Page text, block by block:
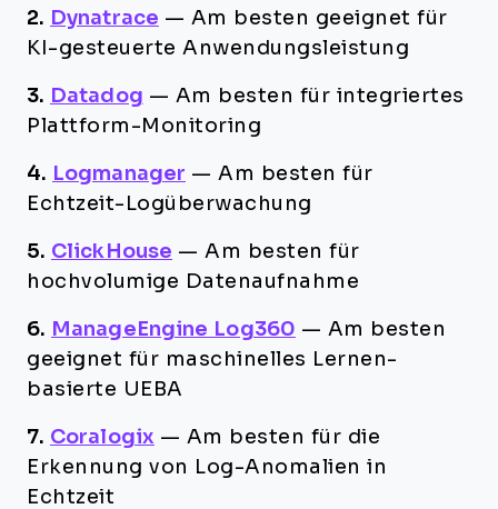
2. Dynatrace — Am besten geeignet für
KI-gesteuerte Anwendungsleistung
3. Datadog — Am besten für integriertes
Plattform-Monitoring
4. Logmanager — Am besten für
Echtzeit-Logüberwachung
5. ClickHouse — Am besten für
hochvolumige Datenaufnahme
6. ManageEngine Log360 — Am besten
geeignet für maschinelles Lernen-
basierte UEBA
7. Coralogix — Am besten für die
Erkennung von Log-Anomalien in
Echtzeit